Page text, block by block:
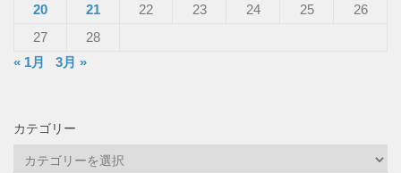
20
21 22 23 24 25
26
27
28
« 1月
3月 »
カテゴリー